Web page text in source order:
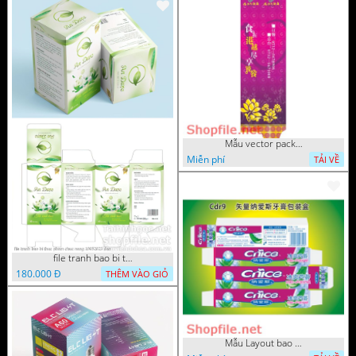
file tranh bao bi thuc pham chuc nang 19052023 dao
180.000 Đ
THÊM VÀO GIỎ
Mẫu vector package đẹp
Miễn phí
TẢI VỀ
Mẫu Layout bao bì nước uống